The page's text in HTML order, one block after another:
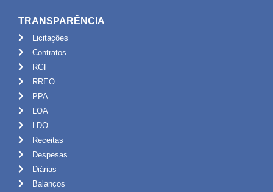
TRANSPARÊNCIA
Licitações
Contratos
RGF
RREO
PPA
LOA
LDO
Receitas
Despesas
Diárias
Balanços